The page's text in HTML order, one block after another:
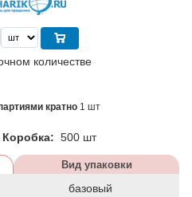
количестве
кратно 1 шт
Коробка: 500 шт
Вид упаковки
базовый